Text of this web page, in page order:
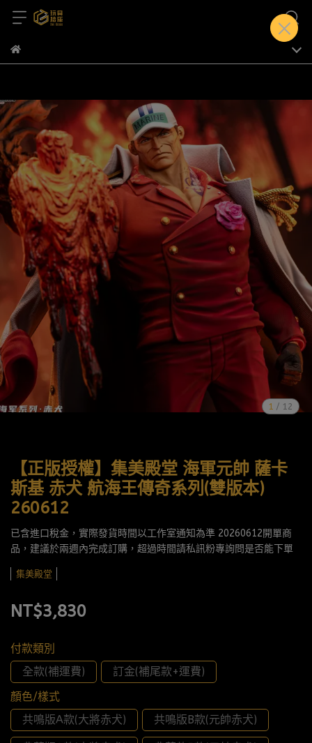
1 / 12
【正版授權】集美殿堂 海軍元帥 薩卡
斯基 赤犬 航海王傳奇系列(雙版本)
260612
已含進口稅金，實際發貨時間以工作室通知為準 20260612開單商
品，建議於兩週內完成訂購，超過時間請私訊粉專詢問是否能下單
集美殿堂
NT$3,830
付款類別
全款(補運費)
訂金(補尾款+運費)
顏色/樣式
共鳴版A款(大將赤犬)
共鳴版B款(元帥赤犬)